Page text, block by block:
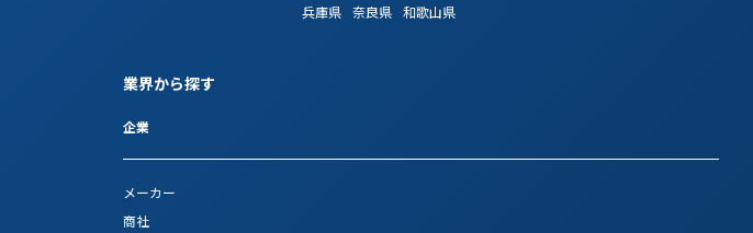
兵庫県 奈良県 和歌山県
業界から探す
企業
メーカー
商社